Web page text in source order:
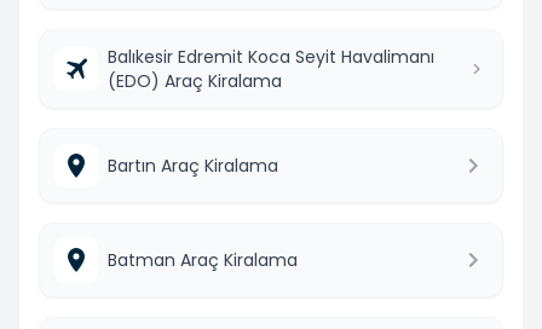
Balıkesir Edremit Koca Seyit Havalimanı
(EDO) Araç Kiralama
Bartın Araç Kiralama
Batman Araç Kiralama